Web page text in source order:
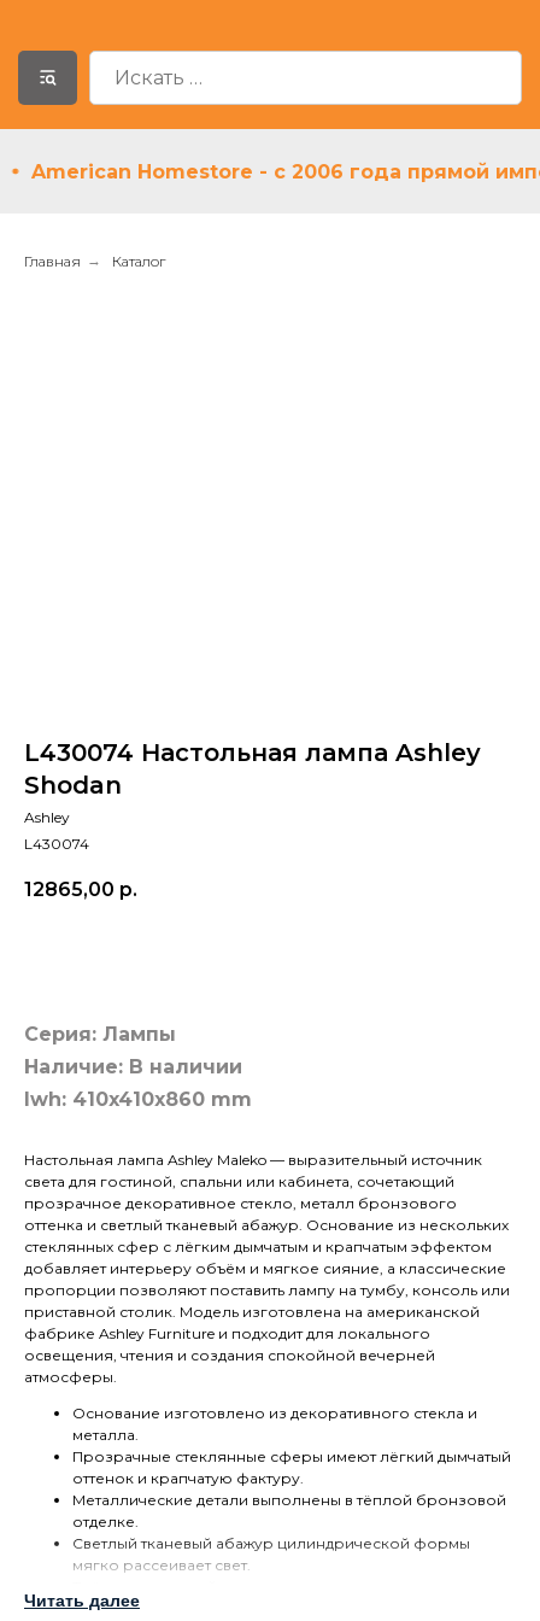
Homestore - с 2006 года прямой
Главная → Каталог
L430074 Настольная лампа Ashley
Shodan
Ashley
L430074
12865,00 р.
Серия: Лампы
Наличие: В наличии
lwh: 410x410x860 mm
Настольная лампа Ashley Maleko — выразительный источник
света для гостиной, спальни или кабинета, сочетающий
прозрачное декоративное стекло, металл бронзового
оттенка и светлый тканевый абажур. Основание из нескольких
стеклянных сфер с лёгким дымчатым и крапчатым эффектом
добавляет интерьеру объём и мягкое сияние, а классические
пропорции позволяют поставить лампу на тумбу, консоль или
приставной столик. Модель изготовлена на американской
фабрике Ashley Furniture и подходит для локального
освещения, чтения и создания спокойной вечерней
атмосферы.
Основание изготовлено из декоративного стекла и
металла.
Прозрачные стеклянные сферы имеют лёгкий дымчатый
оттенок и крапчатую фактуру.
Металлические детали выполнены в тёплой бронзовой
отделке.
Светлый тканевый абажур цилиндрической формы
мягко рассеивает свет.
уровень освещения при использовании совместимой
Читать далее